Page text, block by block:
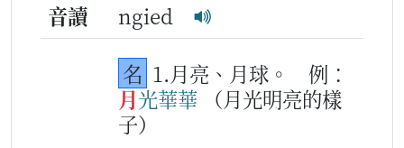
音讀 ngied
名 1.月亮、月球。
例：
月光華華 （月光明亮的樣
子）